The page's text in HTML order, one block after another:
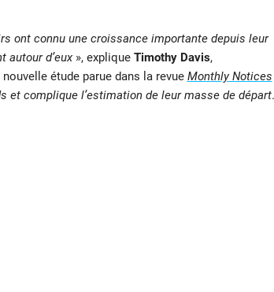
ont connu une croissance importante depuis leur
autour d’eux», explique Timothy Davis,
étude parue dans la revue Monthly Notices
et complique l’estimation de leur masse de départ.